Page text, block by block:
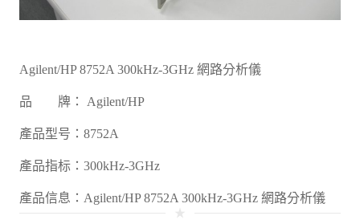
Agilent/HP 8752A 300kHz-3GHz 網路分析儀
品 牌： Agilent/HP
產品型号：8752A
產品指标： 300kHz-3GHz
產品信息： Agilent/HP 8752A 300kHz-3GHz 網路分析儀